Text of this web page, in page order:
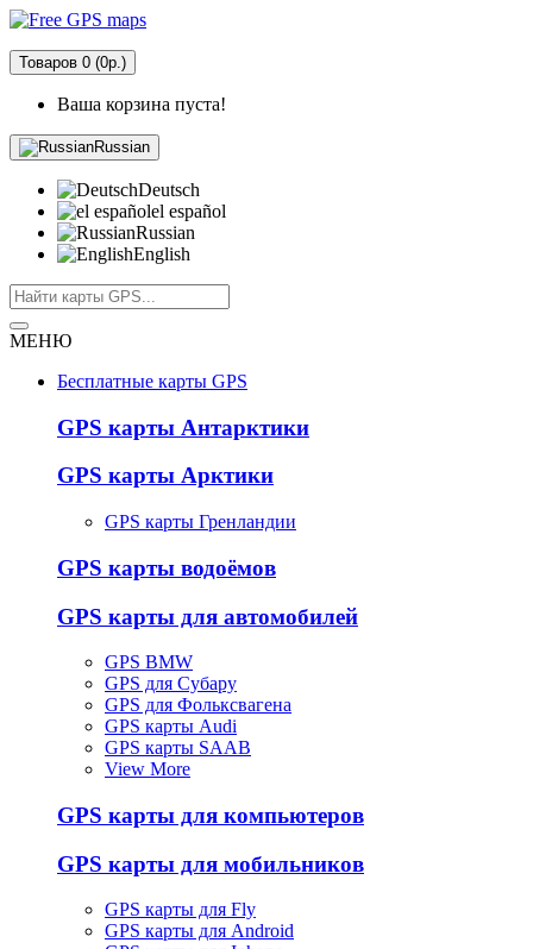
Товаров 0 (0р.)
Ваша корзина пуста!
Russian
Deutsch
el español
Russian
English
МЕНЮ
Бесплатные карты GPS
GPS карты Антарктики
GPS карты Арктики
GPS карты Гренландии
GPS карты водоёмов
GPS карты для автомобилей
GPS BMW
GPS для Субару
GPS для Фольксвагена
GPS карты Audi
GPS карты SAAB
View More
GPS карты для компьютеров
GPS карты для мобильников
GPS карты для Fly
GPS карты для Android